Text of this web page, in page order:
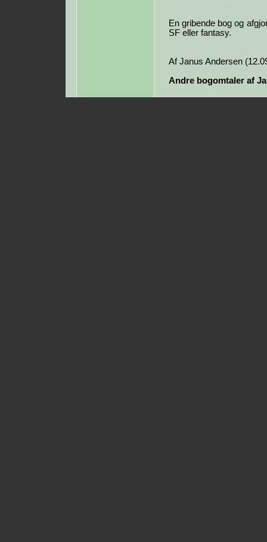
En gribende bog og
SF eller fantasy.
Af Janus Andersen
Andre bogomtaler af